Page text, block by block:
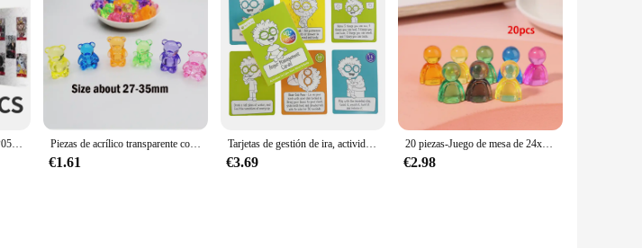
Bandai-Juego de cartas de OP05-08Anime de One Piece, paquete de suplemento de cartas OPCG, póker de primera guerra, Original, STC01-10, trategy Kingdom Piezas de acrílico transparente con forma de Animal, accesorios para juegos de mesa, 30x30x22mm, 5 unidades
€1.61
Tarjetas de gestión de ira, actividades de juego para calmar la mente y la baraja de tablero corporal
€3.69
20 piezas-Juego de mesa de 24x16x12mm, marcadores de acrílico para juegos interactivos, piezas de ajedrez humanoide coloridas, accesorios para tarjetas
€2.98